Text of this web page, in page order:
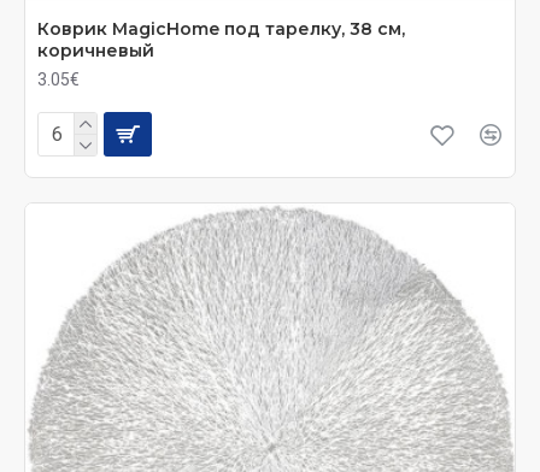
Коврик MagicHome под тарелку, 38 см,
коричневый
3.05€